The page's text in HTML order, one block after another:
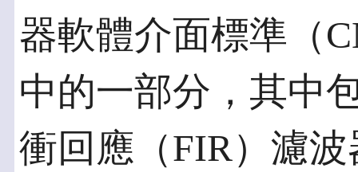
器軟體介面標準（
中的一部分，其中
衝回應（FIR）濾